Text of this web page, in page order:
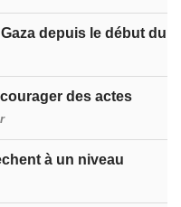
depuis le début du
des actes
à un niveau